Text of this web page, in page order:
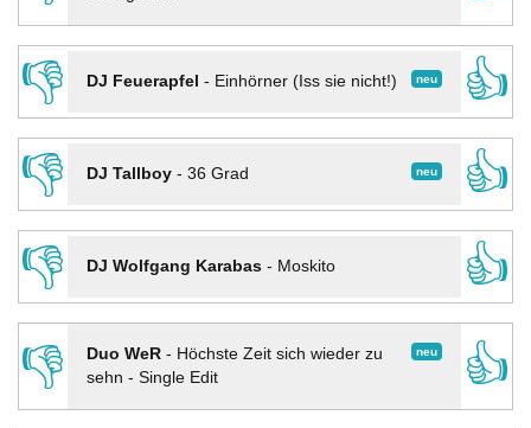
👎
neu
DJ Feuerapfel - Einhörner (Iss sie nicht!)
👍
👎
neu
DJ Tallboy- 36 Grad
👍
👎
DJ Wolfgang Karabas- Moskito
👍
👎
neu
Duo WeR- Höchste Zeit sich wieder zu
sehn - Single Edit
👍